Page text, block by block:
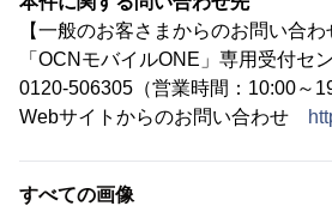
【一般のお客さまからのお問い合わ
「OCNモバイルONE」専用受付セ
0120-506305（営業時間：10:00～
Webサイトからのお問い合わせ
すべての画像